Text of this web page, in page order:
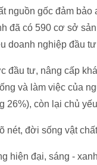
nguồn gốc đảm
đã có 590 cơ sở
doanh nghiệp đầu
đầu tư, nâng cấp
và làm việc của
26%), còn lại chủ
nét, đời sống vật
hiện đại, sáng -